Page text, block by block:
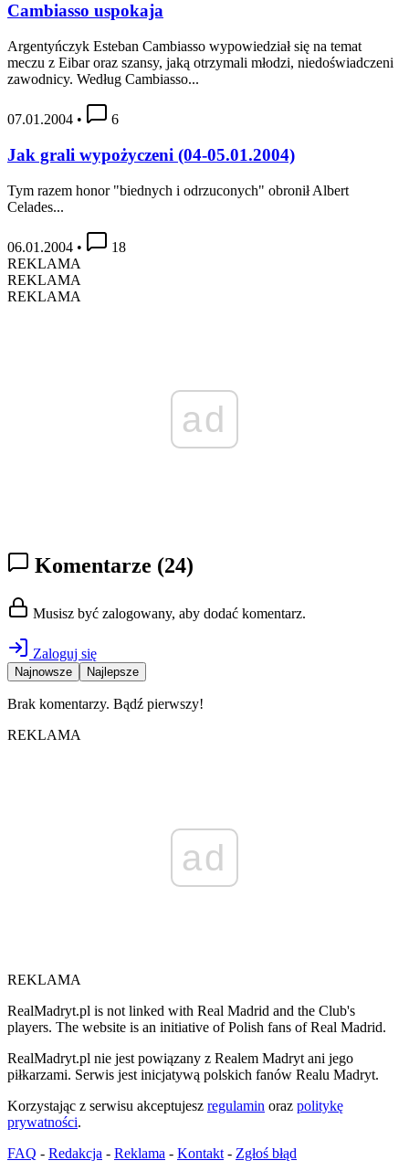
Cambiasso uspokaja
Argentyńczyk Esteban Cambiasso wypowiedział się na temat
meczu z Eibar oraz szansy, jaką otrzymali młodzi, niedoświadczeni
zawodnicy. Według Cambiasso...
07.01.2004 • 6
Jak grali wypożyczeni (04-05.01.2004)
Tym razem honor "biednych i odrzuconych" obronił Albert
Celades...
06.01.2004 •
18
REKLAMA
REKLAMA
REKLAMA
ad
Komentarze (24)
Musisz być zalogowany, aby dodać komentarz.
Zaloguj się
Najnowsze Najlepsze
Brak komentarzy. Bądź pierwszy!
REKLAMA
ad
REKLAMA
RealMadryt.pl is not linked with Real Madrid and the Club's
players. The website is an initiative of Polish fans of Real Madrid.
RealMadryt.pl nie jest powiązany z Realem Madryt ani jego
piłkarzami. Serwis jest inicjatywą polskich fanów Realu Madryt.
Korzystając z serwisu akceptujesz regulamin oraz politykę
prywatności.
FAQ - Redakcja - Reklama - Kontakt - Zgłoś błąd